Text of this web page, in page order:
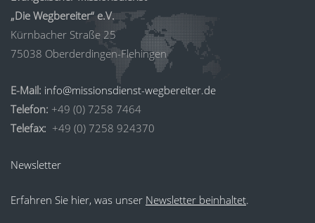
„Die Wegbereiter“ e.V.
Kürnbacher Straße 25
75038 Oberderdingen-Flehingen
E-Mail: info@missionsdienst-wegbereiter.de
Telefon: +49 (0) 7258 7464
Telefax: +49 (0) 7258 924370
Newsletter
Erfahren Sie hier, was unser Newsletter beinhaltet.